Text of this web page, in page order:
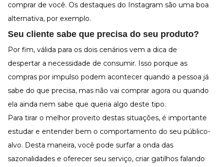
comprar de você. Os destaques do Instagram são uma boa
alternativa, por exemplo.
Seu cliente sabe que precisa do seu produto?
Por fim, válida para os dois cenários vem a dica de
despertar a necessidade de consumir. Isso porque as
compras por impulso podem acontecer quando a pessoa já
sabe do que precisa, mas não vai comprar agora ou quando
ela ainda nem sabe que queria algo deste tipo.
Para tirar o melhor proveito destas situações, é importante
estudar e entender bem o comportamento do seu público-
alvo. Desta maneira, você pode surfar a onda das
sazonalidades e oferecer seu serviço, criar gatilhos falando